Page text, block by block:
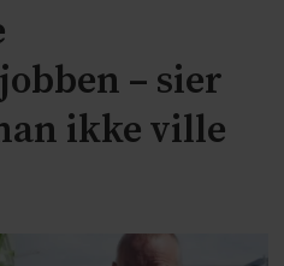
– sier
ikke ville